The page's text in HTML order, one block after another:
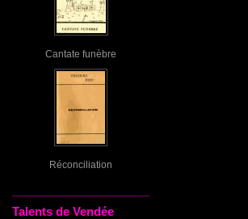
Cantate funèbre
Réconciliation
Talents de Vendée